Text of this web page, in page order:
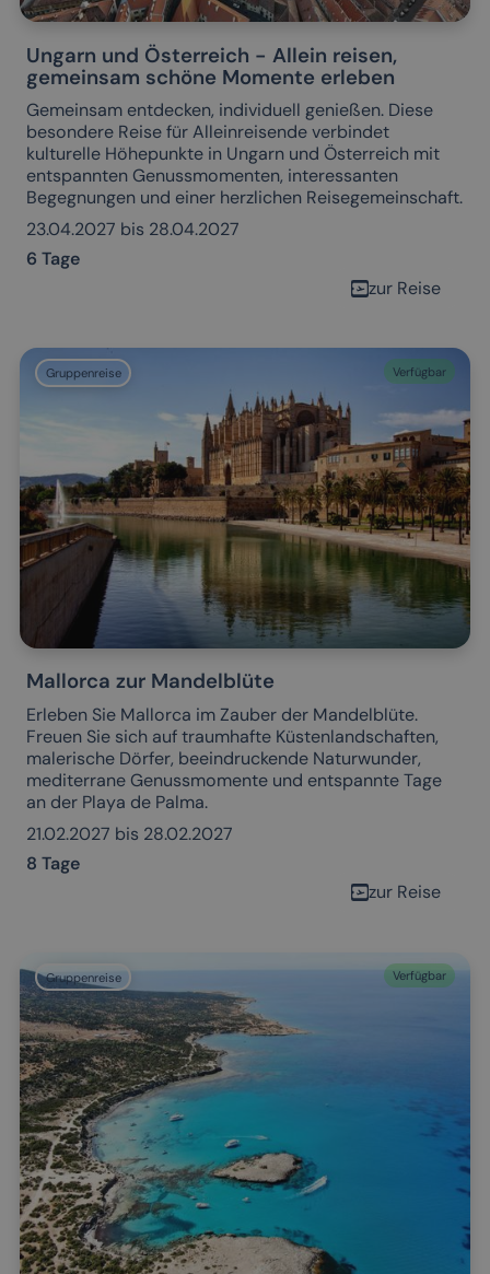
Ungarn und Österreich - Allein reisen,
gemeinsam schöne Momente erleben
Gemeinsam entdecken, individuell genießen. Diese
besondere Reise für Alleinreisende verbindet
kulturelle Höhepunkte in Ungarn und Österreich mit
entspannten Genussmomenten, interessanten
Begegnungen und einer herzlichen Reisegemeinschaft.
23.04.2027 bis 28.04.2027
6 Tage
zur Reise
Gruppenreise Verfügbar
Mallorca zur Mandelblüte
Erleben Sie Mallorca im Zauber der Mandelblüte.
Freuen Sie sich auf traumhafte Küstenlandschaften,
malerische Dörfer, beeindruckende Naturwunder,
mediterrane Genussmomente und entspannte Tage
an der Playa de Palma.
21.02.2027 bis 28.02.2027
8 Tage
zur Reise
Gruppenreise Verfügbar